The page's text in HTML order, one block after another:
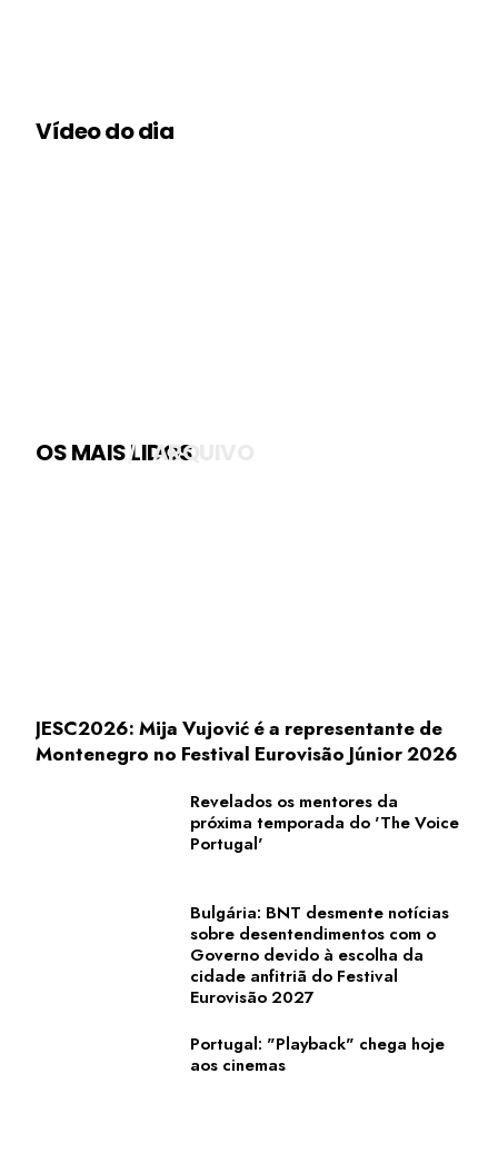
Vídeo do dia
OS MAIS LIDOS
JESC2026: Mija Vujović é a representante de
Montenegro no Festival Eurovisão Júnior 2026
Revelados os mentores da
próxima temporada do 'The Voice
Portugal'
Bulgária: BNT desmente notícias
sobre desentendimentos com o
Governo devido à escolha da
cidade anfitriã do Festival
Eurovisão 2027
Portugal: "Playback" chega hoje
aos cinemas
ARQUIVO